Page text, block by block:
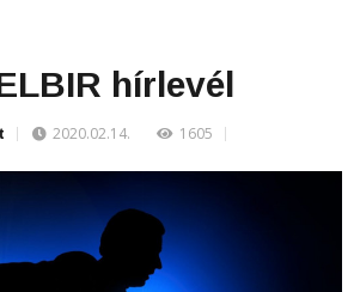
hírlevél
2020.02.14. 1605